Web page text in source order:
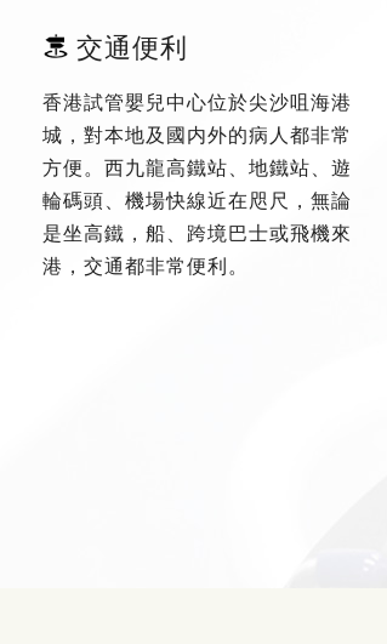
交通便利
香港試管嬰兒中心位於尖沙咀海港
城，對本地及國内外的病人都非常
方便。西九龍高鐵站、地鐵站、遊
輪碼頭、機場快線近在咫尺，無論
是坐高鐵，船、跨境巴士或飛機來
港，交通都非常便利。